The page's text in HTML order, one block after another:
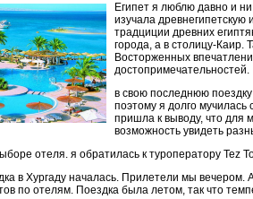
Египет я люблю давно и
изучала древнегипетскую
традциции древних
города, а в столицу-Каир.
Восторженных
достопримечательностей.
в свою последнюю
поэтому я долго
пришла к выводу, что для
возможность увидеть
отеля. я обратилась к туроператору
в Хургаду началась. Прилетели мы вечером.
по отелям. Поездка была летом, так что